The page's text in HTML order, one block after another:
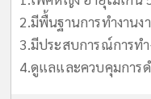
2.มีพื้นฐานการทำงาน
3.มีประสบการณ์การท
4.ดูแลและควบคุมการ